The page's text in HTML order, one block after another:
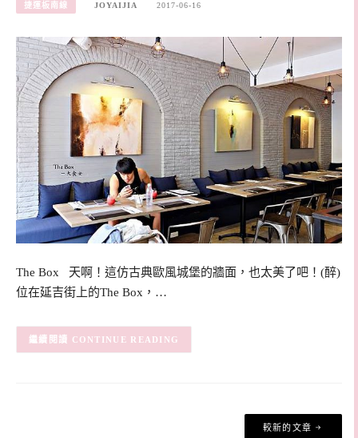
捷運板南線 JOYAIJIA 2017-06-16
The Box 天啊！這仿古典歐風城堡的牆面，也太美了吧！(醉)
位在延吉街上的The Box，…
CONTINUE READING
較新的文章